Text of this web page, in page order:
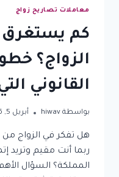
معاملات تصاريح زواج
كم يستغرق
الزواج؟
القانوني
بواسطة hiwav أبريل 5, 2026
هل تفكر في الزواج
ربما أنت مقيم وتريد
المملكة؟ السؤال